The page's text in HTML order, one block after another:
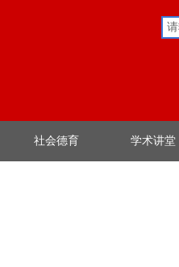
社会德育 学术讲堂